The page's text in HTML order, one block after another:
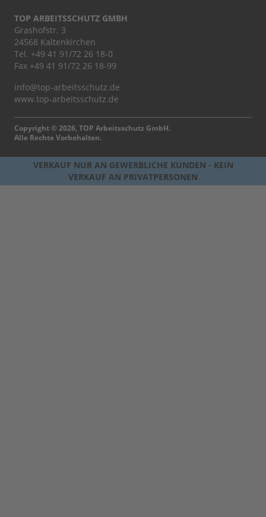
TOP ARBEITSSCHUTZ GMBH
Grashofstr. 3
24568 Kaltenkirchen
Tel. +49 41 91/72 26 18-0
Fax +49 41 91/72 26 18-99
info@top-arbeitsschutz.de
www.top-arbeitsschutz.de
Copyright © 2026, TOP Arbeitsschutz GmbH.
Alle Rechte Vorbehalten.
VERKAUF NUR AN GEWERBLICHE KUNDEN - KEIN
VERKAUF AN PRIVATPERSONEN